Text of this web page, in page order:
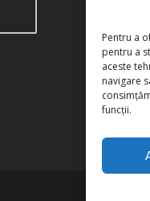
Pentru a
pentru a
aceste
navigare
funcții.